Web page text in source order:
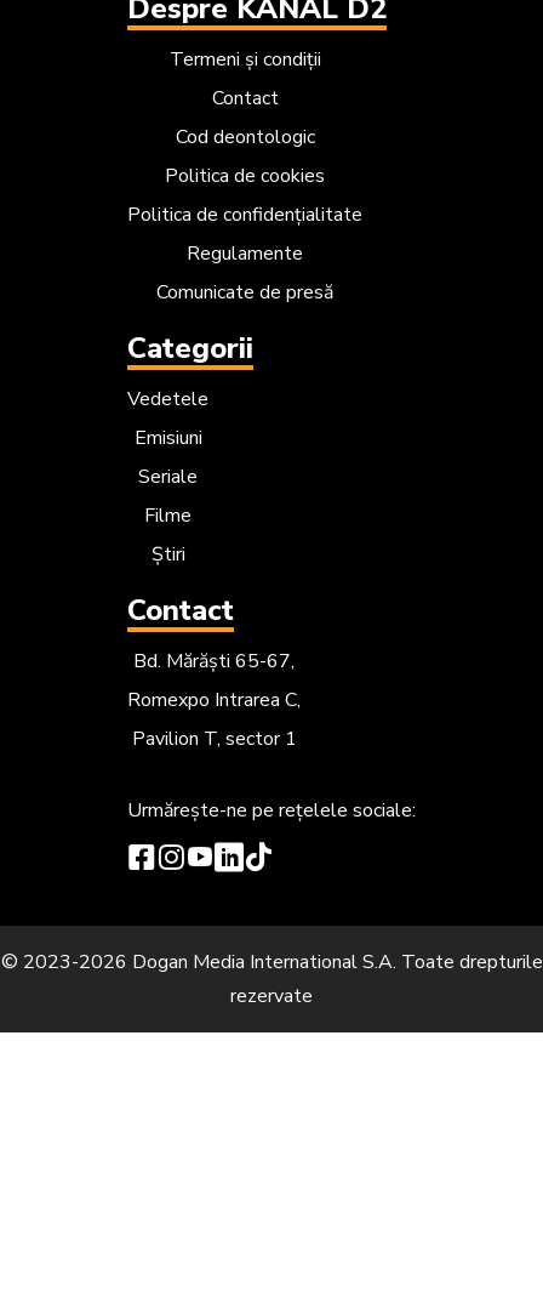
Despre KANAL D2
Termeni și condiții
Contact
Cod deontologic
Politica de cookies
Politica de confidențialitate
Regulamente
Comunicate de presă
Categorii
Vedetele
Emisiuni
Seriale
Filme
Știri
Contact
Bd. Mărăști 65-67,
Romexpo Intrarea C,
Pavilion T, sector 1
Urmărește-ne pe rețelele sociale:
© 2023-2026 Dogan Media International S.A. Toate drepturile
rezervate